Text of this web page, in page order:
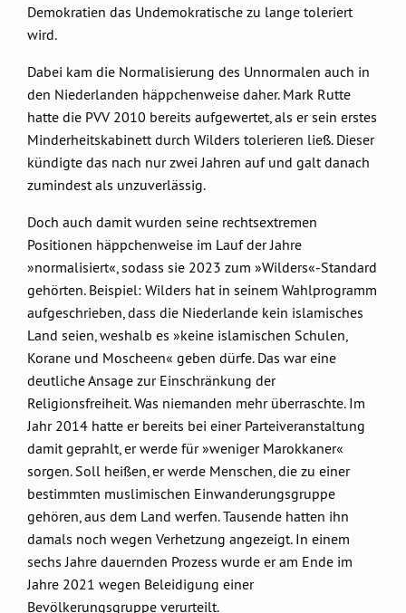
Demokratien das Undemokratische zu lange toleriert
wird.
Dabei kam die Normalisierung des Unnormalen auch in
den Niederlanden häppchenweise daher. Mark Rutte
hatte die PVV 2010 bereits aufgewertet, als er sein erstes
Minderheitskabinett durch Wilders tolerieren ließ. Dieser
kündigte das nach nur zwei Jahren auf und galt danach
zumindest als unzuverlässig.
Doch auch damit wurden seine rechtsextremen
Positionen häppchenweise im Lauf der Jahre
»normalisiert«, sodass sie 2023 zum »Wilders«-Standard
gehörten. Beispiel: Wilders hat in seinem Wahlprogramm
aufgeschrieben, dass die Niederlande kein islamisches
Land seien, weshalb es »keine islamischen Schulen,
Korane und Moscheen« geben dürfe. Das war eine
deutliche Ansage zur Einschränkung der
Religionsfreiheit. Was niemanden mehr überraschte. Im
Jahr 2014 hatte er bereits bei einer Parteiveranstaltung
damit geprahlt, er werde für »weniger Marokkaner«
sorgen. Soll heißen, er werde Menschen, die zu einer
bestimmten muslimischen Einwanderungsgruppe
gehören, aus dem Land werfen. Tausende hatten ihn
damals noch wegen Verhetzung angezeigt. In einem
sechs Jahre dauernden Prozess wurde er am Ende im
Jahre 2021 wegen Beleidigung einer
Bevölkerungsgruppe verurteilt.